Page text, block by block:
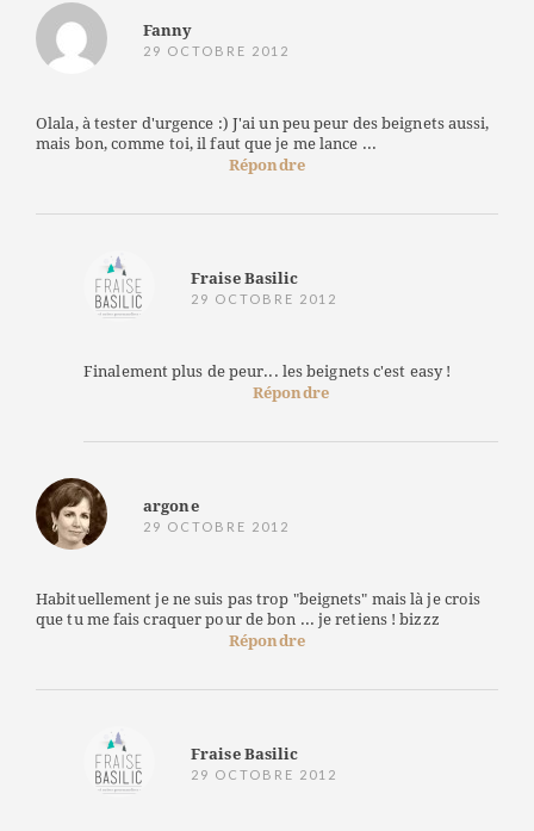
Fanny
29 OCTOBRE 2012
Olala, à tester d'urgence :) J'ai un peu peur des beignets aussi,
mais bon, comme toi, il faut que je me lance ...
Répondre
Fraise Basilic
29 OCTOBRE 2012
Finalement plus de peur... les beignets c'est easy !
Répondre
argone
29 OCTOBRE 2012
Habituellement je ne suis pas trop "beignets" mais là je crois
que tu me fais craquer pour de bon ... je retiens ! bizzz
Répondre
Fraise Basilic
29 OCTOBRE 2012